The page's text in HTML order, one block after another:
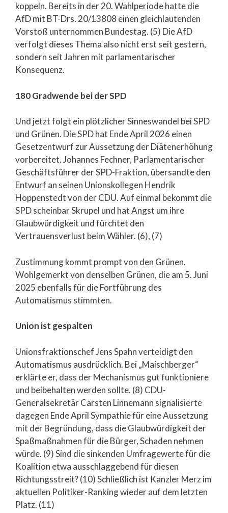
koppeln. Bereits in der 20. Wahlperiode hatte die
AfD mit BT-Drs. 20/13808 einen gleichlautenden
Vorstoß unternommen Bundestag. (5) Die AfD
verfolgt dieses Thema also nicht erst seit gestern,
sondern seit Jahren mit parlamentarischer
Konsequenz.
180 Gradwende bei der SPD
Und jetzt folgt ein plötzlicher Sinneswandel bei SPD
und Grünen. Die SPD hat Ende April 2026 einen
Gesetzentwurf zur Aussetzung der Diätenerhöhung
vorbereitet. Johannes Fechner, Parlamentarischer
Geschäftsführer der SPD-Fraktion, übersandte den
Entwurf an seinen Unionskollegen Hendrik
Hoppenstedt von der CDU. Auf einmal bekommt die
SPD scheinbar Skrupel und hat Angst um ihre
Glaubwürdigkeit und fürchtet den
Vertrauensverlust beim Wähler. (6), (7)
Zustimmung kommt prompt von den Grünen.
Wohlgemerkt von denselben Grünen, die am 5. Juni
2025 ebenfalls für die Fortführung des
Automatismus stimmten.
Union ist gespalten
Unionsfraktionschef Jens Spahn verteidigt den
Automatismus ausdrücklich. Bei „Maischberger“
erklärte er, dass der Mechanismus gut funktioniere
und beibehalten werden sollte. (8) CDU-
Generalsekretär Carsten Linnemann signalisierte
dagegen Ende April Sympathie für eine Aussetzung
mit der Begründung, dass die Glaubwürdigkeit der
Spaßmaßnahmen für die Bürger, Schaden nehmen
würde. (9) Sind die sinkenden Umfragewerte für die
Koalition etwa ausschlaggebend für diesen
Richtungsstreit? (10) Schließlich ist Kanzler Merz im
aktuellen Politiker-Ranking wieder auf dem letzten
Platz. (11)